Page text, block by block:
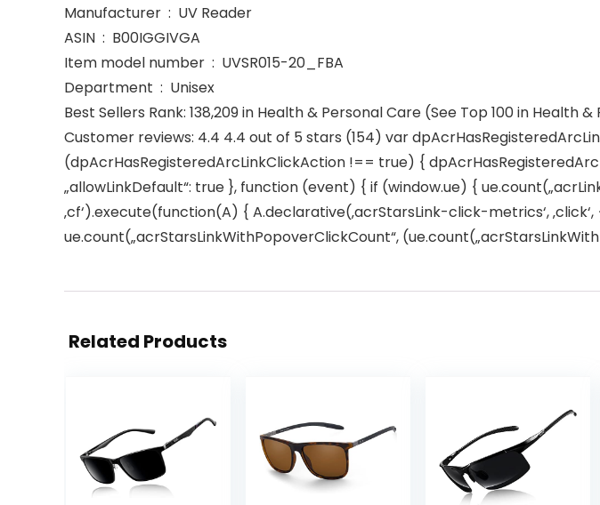
Manufacturer ‏ : ‎ UV Reader
ASIN ‏ : ‎ B00IGGIVGA
Item model number ‏ : ‎ UVSR015-20_FBA
Department ‏ : ‎ Unisex
Best Sellers Rank: 138,209 in Health & Personal Care (See Top 100 in Health
Customer reviews: 4.4 4.4 out of 5 stars (154) var
(dpAcrHasRegisteredArcLinkClickAction !== true) {
„allowLinkDefault“: true }, function (event) { if (window.ue) {
‚cf‘).execute(function(A) { A.declarative(‚acrStarsLink-click-metrics‘,
ue.count(„acrStarsLinkWithPopoverClickCount“,
Related Products